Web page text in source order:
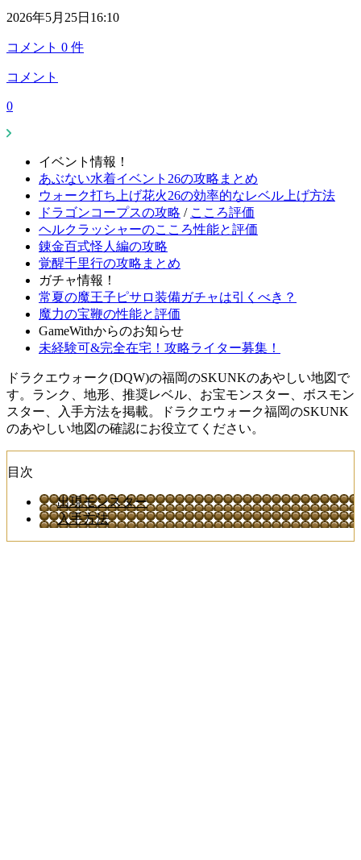
2026年5月25日16:10
コメント 0 件
コメント
0
イベント情報！
あぶない水着イベント26の攻略まとめ
ウォーク打ち上げ花火26の効率的なレベル上げ方法
ドラゴンコープスの攻略 / こころ評価
ヘルクラッシャーのこころ性能と評価
錬金百式怪人編の攻略
覚醒千里行の攻略まとめ
ガチャ情報！
常夏の魔王子ピサロ装備ガチャは引くべき？
魔力の宝鞭の性能と評価
GameWithからのお知らせ
未経験可&完全在宅！攻略ライター募集！
ドラクエウォーク(DQW)の福岡のSKUNKのあやしい地図で
す。ランク、地形、推奨レベル、お宝モンスター、ボスモン
スター、入手方法を掲載。ドラクエウォーク福岡のSKUNK
のあやしい地図の確認にお役立てください。
目次
出現モンスター
入手方法